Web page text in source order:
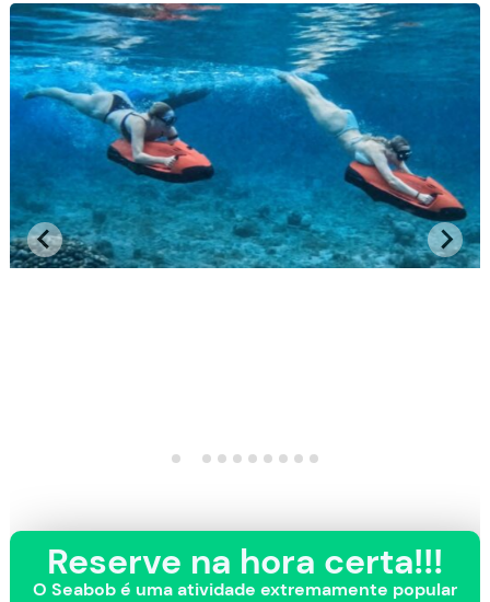
Reserve na hora certa!!!
O Seabob é uma atividade extremamente popular